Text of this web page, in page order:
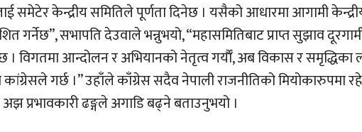
समेटेर केन्द्रीय समितिले पूर्णता दिनेछ । यसैको आधारमा आगामी
गर्नेछ”, सभापति देउवाले भन्नुभयो, “महासमितिबाट प्राप्त सुझाव
विगतमा आन्दोलन र अभियानको नेतृत्व गर्याैँ, अब विकास र समृद्धिका
गर्छ ।” उहाँले काँग्रेस सदैव नेपाली राजनीतिको मियोकारुपमा
प्रभावकारी ढङ्गले अगाडि बढ्ने बताउनुभयो ।